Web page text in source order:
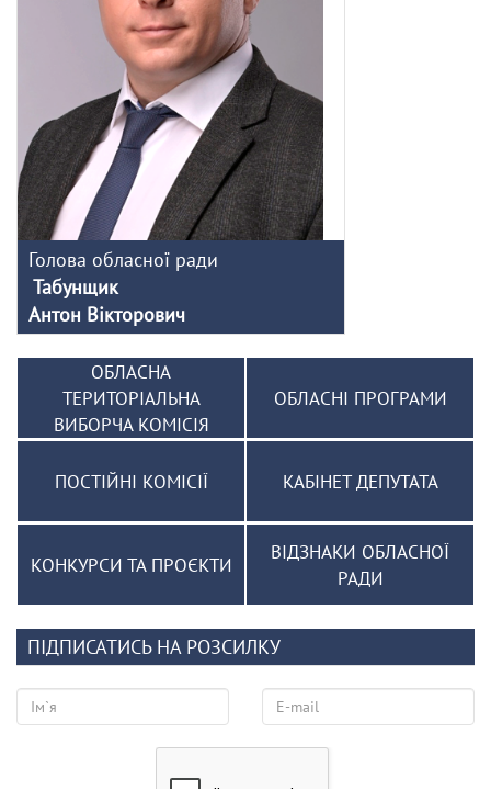
Голова обласної ради
Табунщик
Антон Вікторович
ОБЛАСНА
ТЕРИТОРІАЛЬНА
ВИБОРЧА КОМІСІЯ
ОБЛАСНІ ПРОГРАМИ
ПОСТІЙНІ КОМІСІЇ КАБІНЕТ ДЕПУТАТА
КОНКУРСИ ТА ПРОЄКТИ
ВІДЗНАКИ ОБЛАСНОЇ
РАДИ
ПІДПИСАТИСЬ НА РОЗСИЛКУ